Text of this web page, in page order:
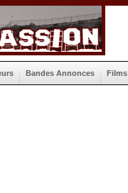
Bandes Annonces Films